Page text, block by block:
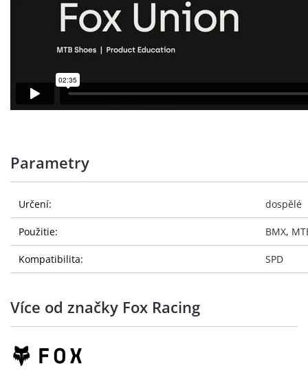
Parametry
Určení: dospělé
Použitie: BMX,
Kompatibilita: SPD
Více od značky Fox Racing